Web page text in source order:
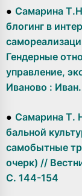
● Самарина
блогинг в
Гендерные
управление,
Иваново :
● Самарина Т.
бальной
самобытные
очерк) //
С. 144-154